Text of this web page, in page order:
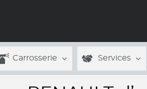
Carrosserie Services